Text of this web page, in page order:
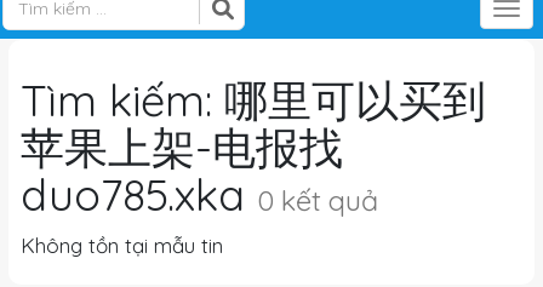
Tìm kiếm: 哪里可以买到
苹果上架-电报找
duo785.xka 0 kết quả
Không tồn tại mẫu tin